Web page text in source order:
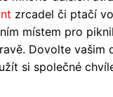
zrcadel či ptačí
místem pro
Dovolte vašim
si společné